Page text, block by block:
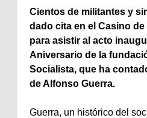
Cientos de militantes y
dado cita en el Casino
para asistir al acto
Aniversario de la
Socialista, que ha
de Alfonso Guerra.
Guerra, un histórico del